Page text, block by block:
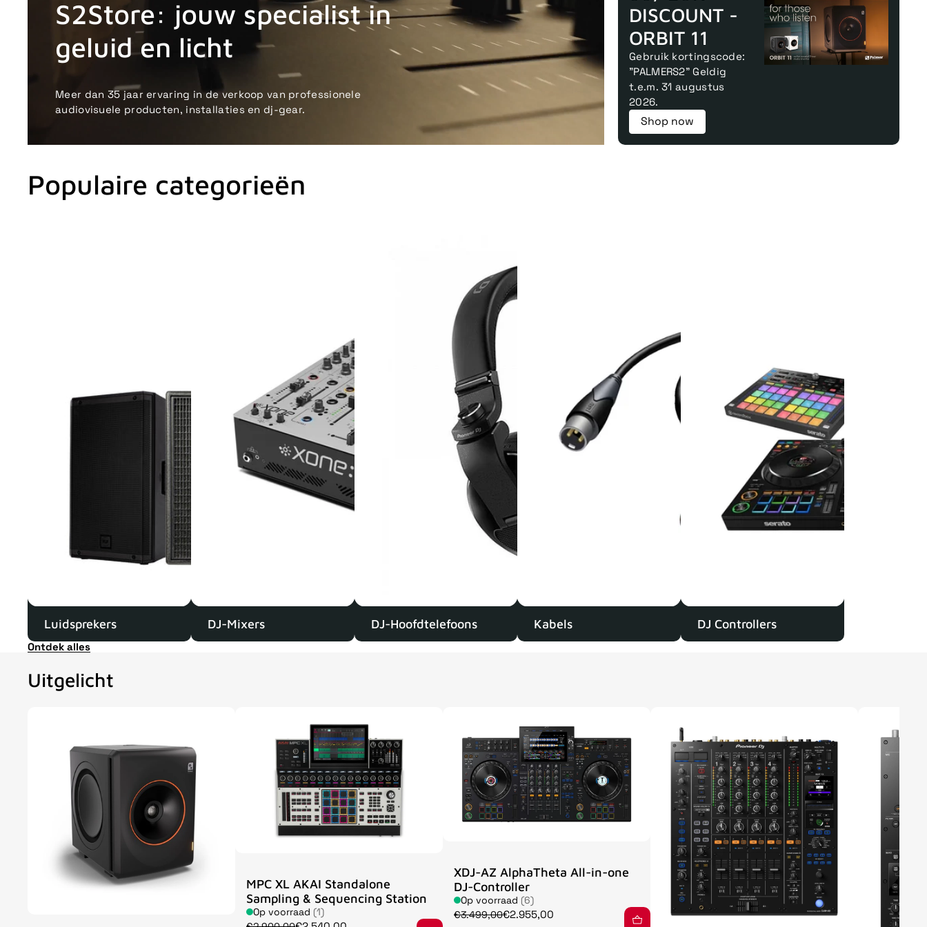
S2Store: jouw specialist in
geluid en licht
Meer dan 35 jaar ervaring in de verkoop van professionele
audiovisuele producten, installaties en dj-gear.
DISCOUNT -
ORBIT 11
Gebruik kortingscode:
"PALMERS2" Geldig
t.e.m. 31 augustus
2026.
Shop now
Populaire categorieën
Luidsprekers DJ-Mixers DJ-Hoofdtelefoons Kabels DJ Controllers
Ontdek alles
Uitgelicht
MPC XL AKAI Standalone
Sampling & Sequencing Station
Op voorraad (1)
XDJ-AZ AlphaTheta All-in-one
DJ-Controller
Op voorraad (6)
€3.499,00€2.955,00